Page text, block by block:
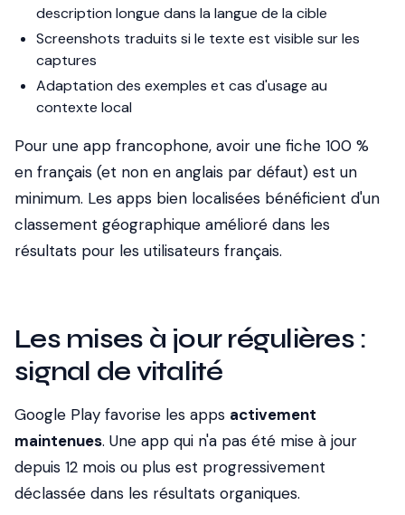
description longue dans la langue de la cible
Screenshots traduits si le texte est visible sur les
captures
Adaptation des exemples et cas d'usage au
contexte local
Pour une app francophone, avoir une fiche 100 %
en français (et non en anglais par défaut) est un
minimum. Les apps bien localisées bénéficient d'un
classement géographique amélioré dans les
résultats pour les utilisateurs français.
Les mises à jour régulières :
signal de vitalité
Google Play favorise les apps activement
maintenues. Une app qui n'a pas été mise à jour
depuis 12 mois ou plus est progressivement
déclassée dans les résultats organiques.